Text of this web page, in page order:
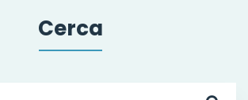
Cerca